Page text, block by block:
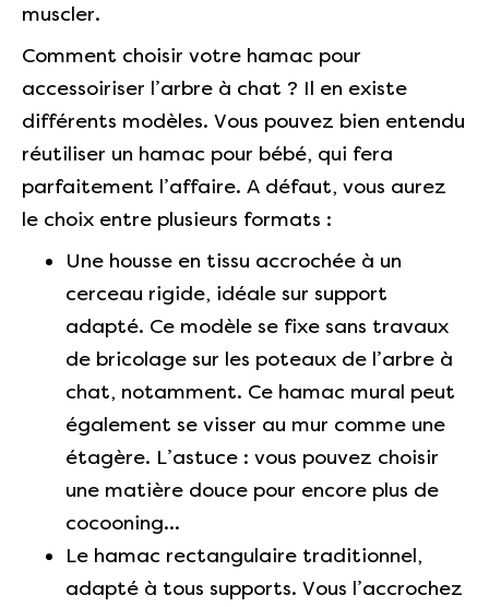
muscler.
Comment choisir votre hamac pour
accessoiriser l’arbre à chat ? Il en existe
différents modèles. Vous pouvez bien entendu
réutiliser un hamac pour bébé, qui fera
parfaitement l’affaire. A défaut, vous aurez
le choix entre plusieurs formats :
Une housse en tissu accrochée à un
cerceau rigide, idéale sur support
adapté. Ce modèle se fixe sans travaux
de bricolage sur les poteaux de l’arbre à
chat, notamment. Ce hamac mural peut
également se visser au mur comme une
étagère. L’astuce : vous pouvez choisir
une matière douce pour encore plus de
cocooning…
Le hamac rectangulaire traditionnel,
adapté à tous supports. Vous l’accrochez